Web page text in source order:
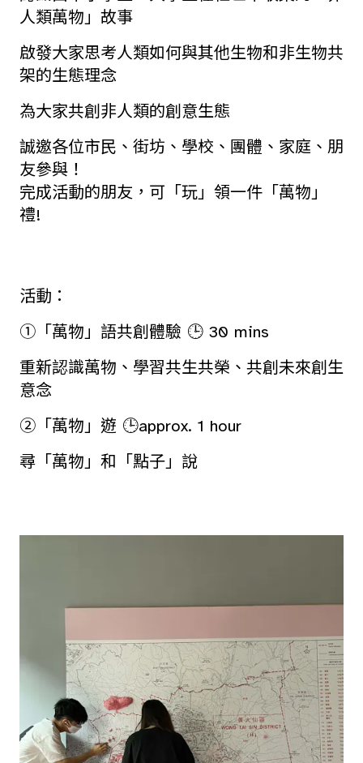
人類萬物」故事
啟發大家思考人類如何與其他生物和非生物共
架的生態理念
為大家共創非人類的創意生態
誠邀各位市民、街坊、學校、團體、家庭、朋
友參與！
完成活動的朋友，可「玩」領一件「萬物」
禮!
活動：
①「萬物」語共創體驗 🕒 30 mins
重新認識萬物、學習共生共榮、共創未來創生
意念
②「萬物」遊 🕒approx. 1 hour
尋「萬物」和「點子」說